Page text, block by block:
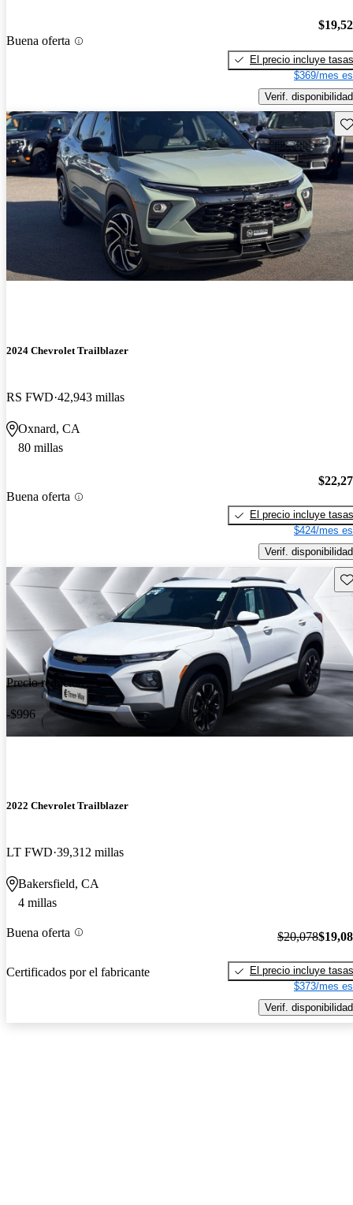
Buena oferta
El precio incluye tasas
$369/mes
Verif. disponibilidad
2024 Chevrolet Trailblazer
RS FWD 42,943 millas
Oxnard, CA
80 millas
Buena oferta
El precio incluye tasas
$424/mes
Verif. disponibilidad
Precio reducido
-$996
2022 Chevrolet Trailblazer
LT FWD 39,312 millas
Bakersfield, CA
4 millas
Buena oferta
Certificados por el fabricante
$20,078
El precio incluye tasas
$373/mes
Verif. disponibilidad